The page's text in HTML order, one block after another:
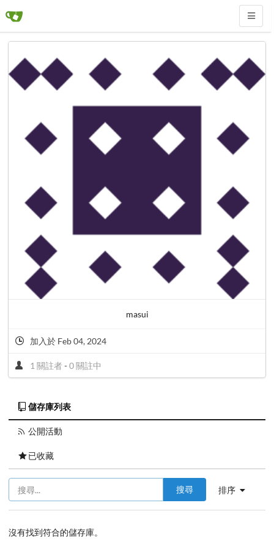
masui
加入於 Feb 04, 2024
1 關註者-0 關註中
儲存庫列表
公開活動
已收藏
排序
搜尋
沒有找到符合的儲存庫。